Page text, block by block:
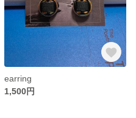
earring
1,500円